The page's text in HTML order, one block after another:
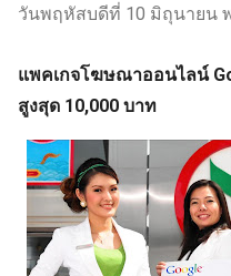
วันพฤหัสบดีที่ 10 มิถุนายน พ
แพคเกจโฆษณาออนไลน์
สูงสุด 10,000 บาท